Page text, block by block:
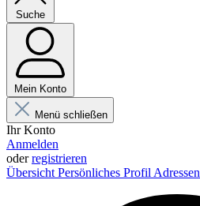
Suche
Mein Konto
Menü schließen
Ihr Konto
Anmelden
oderregistrieren
Übersicht Persönliches Profil Adressen